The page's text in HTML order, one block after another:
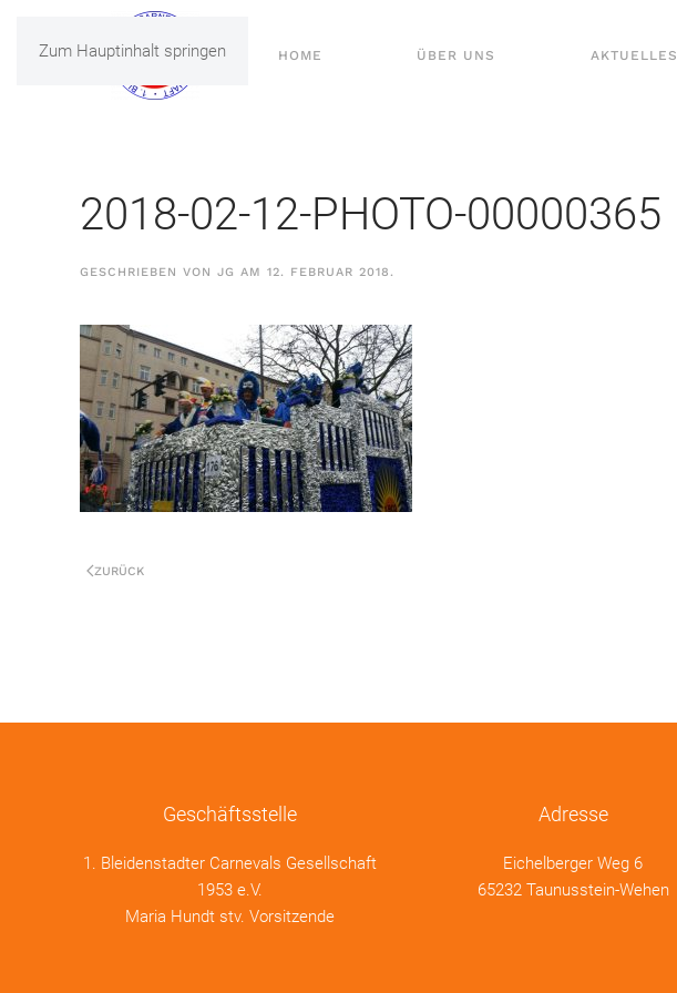
Zum Hauptinhalt springen HOME ÜBER UNS AKTUELLES
2018-02-12-PHOTO-00000365
GESCHRIEBEN VON JG AM 12. FEBRUAR 2018 .
ZURÜCK
Geschäftsstelle
1. Bleidenstadter Carnevals Gesellschaft
1953 e.V.
Maria Hundt stv. Vorsitzende
Adresse
Eichelberger Weg 6
65232 Taunusstein-Wehen